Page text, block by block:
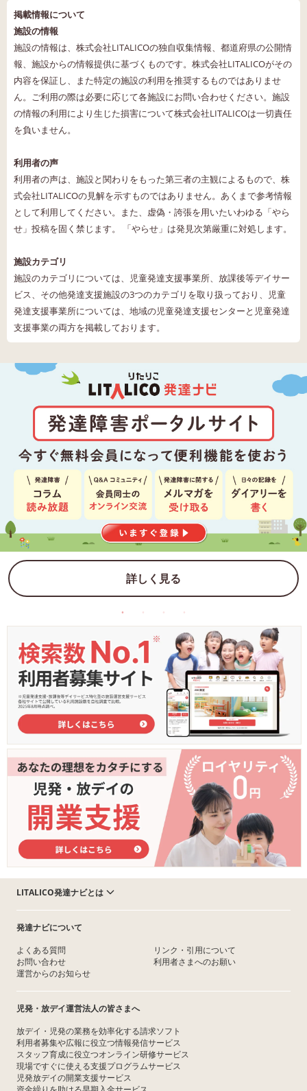
掲載情報について
施設の情報
施設の情報は、株式会社LITALICOの独自収集情報、都道府県の公開情
報、施設からの情報提供に基づくものです。株式会社LITALICOがその
内容を保証し、また特定の施設の利用を推奨するものではありませ
ん。ご利用の際は必要に応じて各施設にお問い合わせください。施設
の情報の利用により生じた損害について株式会社LITALICOは一切責任
を負いません。
利用者の声
利用者の声は、施設と関わりをもった第三者の主観によるもので、株
式会社LITALICOの見解を示すものではありません。あくまで参考情報
として利用してください。また、虚偽・誇張を用いたいわゆる「やら
せ」投稿を固く禁じます。 「やらせ」は発見次第厳重に対処します。
施設カテゴリ
施設のカテゴリについては、児童発達支援事業所、放課後等デイサー
ビス、その他発達支援施設の3つのカテゴリを取り扱っており、児童
発達支援事業所については、地域の児童発達支援センターと児童発達
支援事業の両方を掲載しております。
詳しく見る
LITALICO発達ナビとは
発達ナビについて
よくある質問
お問い合わせ
運営からのお知らせ
リンク・引用について
利用者さまへのお願い
児発・放デイ運営法人の皆さまへ
放デイ・児発の業務を効率化する請求ソフト
利用者募集や広報に役立つ情報発信サービス
スタッフ育成に役立つオンライン研修サービス
現場ですぐに使える支援プログラムサービス
児発放デイの開業支援サービス